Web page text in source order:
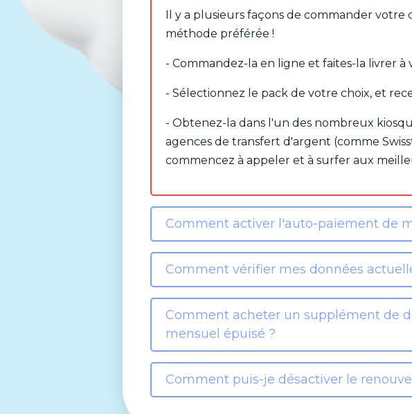
Il y a plusieurs façons de commander votre
méthode préférée !
- Commandez-la en ligne et faites-la livrer
- Sélectionnez le pack de votre choix, et
- Obtenez-la dans l'un des nombreux
agences de transfert d'argent (comme
commencez à appeler et à surfer aux
Comment activer l'auto-paiement de
Comment vérifier mes données
Comment acheter un supplément de
mensuel épuisé ?
Comment puis-je désactiver le